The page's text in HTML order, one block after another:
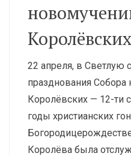
Королёвских
22 апреля, в Светлую
празднования
Королёвских — 12-ти
годы христианских
Королёва была